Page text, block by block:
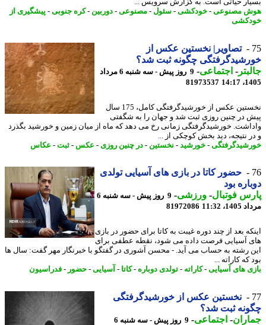
حیاتی است. به گزارش سرویس ...
مصنوعی-خودکشی-سئول-مصنوعی-دوربین-کره جنوبی-پیشگیری از
تصاویر| نخستین عکس از
چگونه ثبت شد؟
-اجتماعی-
9 روز پیش - سه شنبه 6 مرداد
81973537
نخستین عکس از خورشیدگرفتگی کامل، 175 سال
در چنین روزی ثبت شد و جهان را به شگفتی
خورشیدگرفتگی زمانی رخ می دهد که ماه از میان زمین و خورشید بگذرد
نتیجه، دید بخش کوچکی از ...
-خورشید -نخستین-در چنین روزی - عکس-ثبت -عکاس
حضور کاتا در بازی های آسیایی تولدی
بود
فوتبال-ورزشی-
9 روز پیش - سه شنبه 6
11:32
81972086
بعد از چند دوره غیبت به کاتا برای حضور در بازی
آسیایی فرصت داده می شود، نقطه عطفی برای
رشته به حساب می آید. - محسن آشوری در گفتگو با خبرنگار مهر گفت: سال ها
که کاراته ...
های آسیایی-کاراته- تولدی دوباره-کاتا-آسیایی-حضور-فدراسیون
نخستین عکس از خورشیدگرفتگی
ثبت شد؟
- اجتماعی-
9 روز پیش - سه شنبه 6